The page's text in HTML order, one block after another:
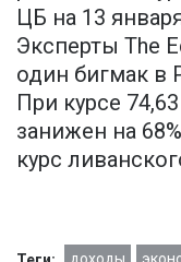
ЦБ на 13
Эксперты The
один бигмак в
При курсе
занижен на
курс